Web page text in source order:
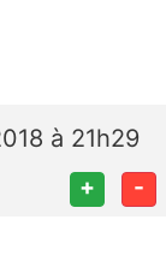
à 21h29
+ -